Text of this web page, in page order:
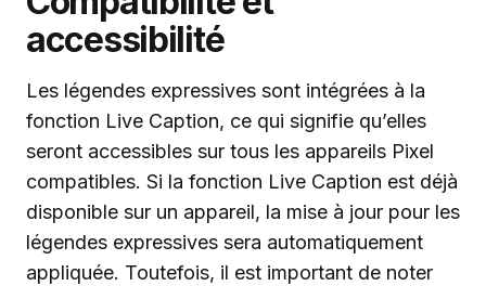
accessibilité
Les légendes expressives sont intégrées à la
fonction Live Caption, ce qui signifie qu’elles
seront accessibles sur tous les appareils Pixel
compatibles. Si la fonction Live Caption est déjà
disponible sur un appareil, la mise à jour pour les
légendes expressives sera automatiquement
appliquée. Toutefois, il est important de noter